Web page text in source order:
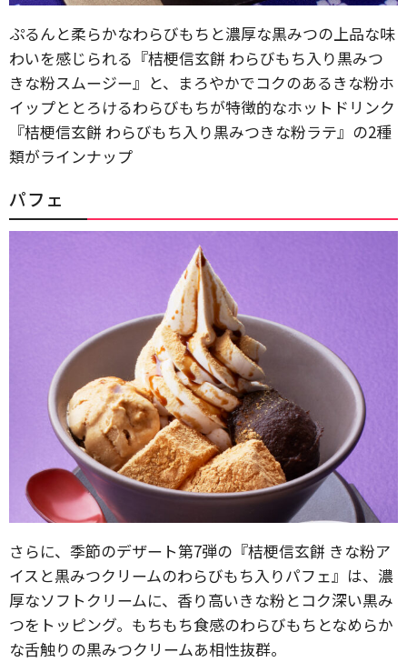
ぷるんと柔らかなわらびもちと濃厚な黒みつの上品な味
わいを感じられる『桔梗信玄餅 わらびもち入り黒みつ
きな粉スムージー』と、まろやかでコクのあるきな粉ホ
イップととろけるわらびもちが特徴的なホットドリンク
『桔梗信玄餅 わらびもち入り黒みつきな粉ラテ』の2種
類がラインナップ
パフェ
さらに、季節のデザート第7弾の『桔梗信玄餅 きな粉ア
イスと黒みつクリームのわらびもち入りパフェ』は、濃
厚なソフトクリームに、香り高いきな粉とコク深い黒み
つをトッピング。もちもち食感のわらびもちとなめらか
な舌触りの黒みつクリームあ相性抜群。